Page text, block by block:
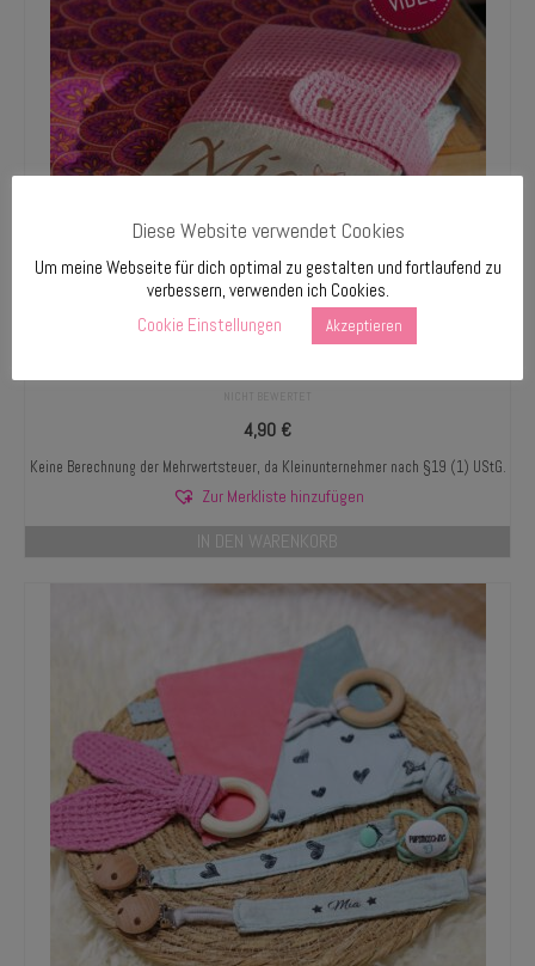
4,90 €
Keine Berechnung der Mehrwertsteuer, da Kleinunternehmer nach §19 (1) UStG.
Zur Merkliste hinzufügen
IN DEN WARENKORB
Diese Website verwendet Cookies
Um meine Webseite für dich optimal zu gestalten und fortlaufend zu
verbessern, verwenden ich Cookies.
Cookie Einstellungen
Akzeptieren